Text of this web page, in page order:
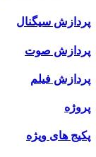
پردازش سیگنال
پردازش صوت
پردازش فیلم
پروژه
پکیج های ویژه